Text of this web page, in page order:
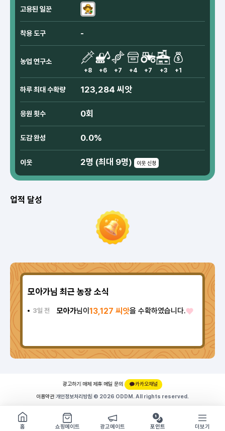
고용된 일꾼
착용 도구 -
농업 연구소
+8 +6 +7 +4 +7 +3 +1
하루 최대 수확량 123,284 씨앗
응원 횟수 0회
도감 완성 0.0%
이웃 2명 (최대 9명) 이웃 신청
업적 달성
모아가님 최근 농장 소식
3일 전 모아가님이 13,127 씨앗을 수확하였습니다.
광고하기 매체 제휴 메일 문의 |
카카오채널
이용약관 개인정보처리방침 © 2026 ODDM. All rights reserved.
쇼핑몰 구경하기
방문시 1G
홈
쇼핑메이트 광고메이트 포인트 더보기